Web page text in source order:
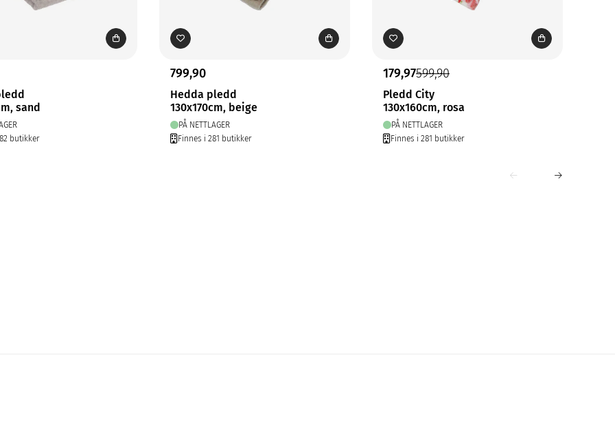
sand
butikker
799,90
Hedda pledd
130x170cm, beige
PÅ NETTLAGER
Finnes i 281 butikker
179,97599,90
Pledd City
130x160cm, rosa
PÅ NETTLAGER
Finnes i 281 butikker